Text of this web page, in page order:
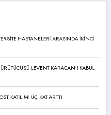
HASTANELERİ ARASINDA İKİNCİ
LEVENT KARACAN’I KABUL
KATILIMI ÜÇ KAT ARTTI